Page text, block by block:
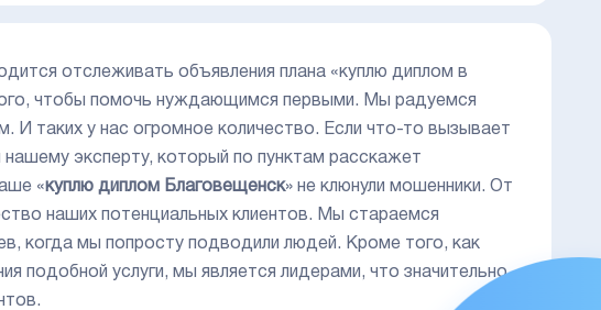
отслеживать объявления плана «куплю диплом в
чтобы помочь нуждающимся первыми. Мы радуемся
И таких у нас огромное количество. Если что-то вызывает
эксперту, который по пунктам расскажет
«куплю диплом Благовещенск» не клюнули мошенники. От
наших потенциальных клиентов. Мы стараемся
когда мы попросту подводили людей. Кроме того, как
подобной услуги, мы является лидерами, что значительно